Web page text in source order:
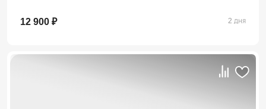
12 900 ₽ 2 дня